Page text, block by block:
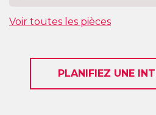
Voir toutes les pièces
PLANIFIEZ UNE